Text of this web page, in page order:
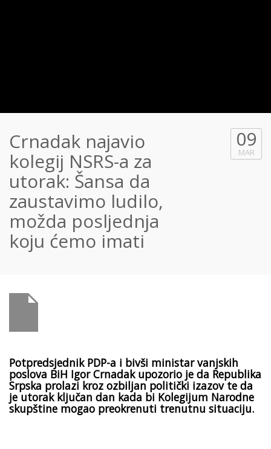
Crnadak najavio
kolegij NSRS-a za
utorak: Šansa da
zaustavimo ludilo,
možda posljednja
koju ćemo imati
09
MAR
Potpredsjednik PDP-a i bivši ministar vanjskih
poslova BiH Igor Crnadak upozorio je da Republika
Srpska prolazi kroz ozbiljan politički izazov te da
je utorak ključan dan kada bi Kolegijum Narodne
skupštine mogao preokrenuti trenutnu situaciju.